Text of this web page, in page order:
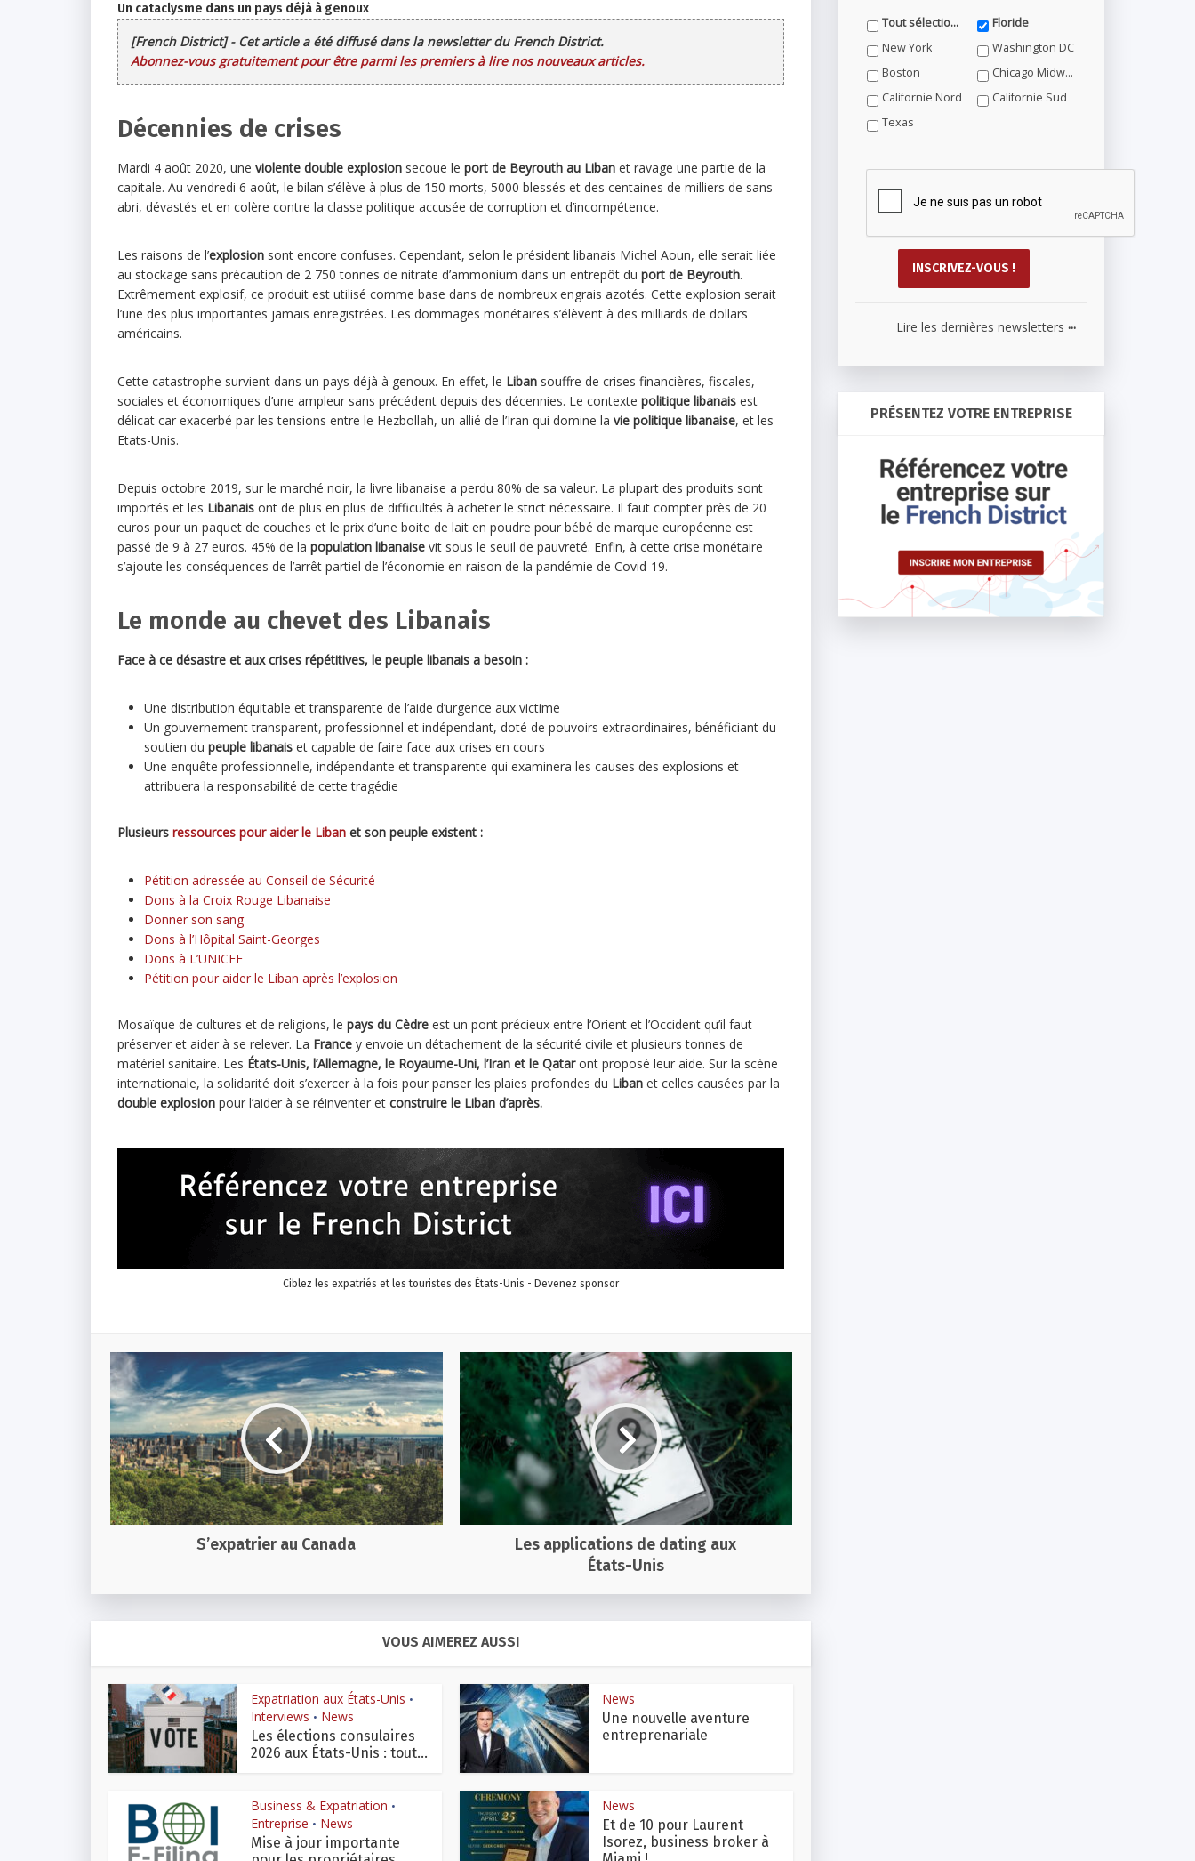
Un cataclysme dans un pays déjà à genoux
[French District] - Cet article a été diffusé dans la newsletter du French District.
Abonnez-vous gratuitement pour être parmi les premiers à lire nos nouveaux articles.
Décennies de crises
Mardi 4 août 2020, une violente double explosion secoue le port de Beyrouth au Liban et ravage une partie de la
capitale. Au vendredi 6 août, le bilan s’élève à plus de 150 morts, 5000 blessés et des centaines de milliers de sans-
abri, dévastés et en colère contre la classe politique accusée de corruption et d’incompétence.
Les raisons de l’explosion sont encore confuses. Cependant, selon le président libanais Michel Aoun, elle serait liée
au stockage sans précaution de 2 750 tonnes de nitrate d’ammonium dans un entrepôt du port de Beyrouth.
Extrêmement explosif, ce produit est utilisé comme base dans de nombreux engrais azotés. Cette explosion serait
l’une des plus importantes jamais enregistrées. Les dommages monétaires s’élèvent à des milliards de dollars
américains.
Cette catastrophe survient dans un pays déjà à genoux. En effet, le Liban souffre de crises financières, fiscales,
sociales et économiques d’une ampleur sans précédent depuis des décennies. Le contexte politique libanais est
délicat car exacerbé par les tensions entre le Hezbollah, un allié de l’Iran qui domine la vie politique libanaise, et les
Etats-Unis.
Depuis octobre 2019, sur le marché noir, la livre libanaise a perdu 80% de sa valeur. La plupart des produits sont
importés et les Libanais ont de plus en plus de difficultés à acheter le strict nécessaire. Il faut compter près de 20
euros pour un paquet de couches et le prix d’une boite de lait en poudre pour bébé de marque européenne est
passé de 9 à 27 euros. 45% de la population libanaise vit sous le seuil de pauvreté. Enfin, à cette crise monétaire
s’ajoute les conséquences de l’arrêt partiel de l’économie en raison de la pandémie de Covid-19.
Le monde au chevet des Libanais
Face à ce désastre et aux crises répétitives, le peuple libanais a besoin :
Une distribution équitable et transparente de l’aide d’urgence aux victime
Un gouvernement transparent, professionnel et indépendant, doté de pouvoirs extraordinaires, bénéficiant du
soutien du peuple libanais et capable de faire face aux crises en cours
Une enquête professionnelle, indépendante et transparente qui examinera les causes des explosions et
attribuera la responsabilité de cette tragédie
Plusieurs ressources pour aider le Liban et son peuple existent :
Pétition adressée au Conseil de Sécurité
Dons à la Croix Rouge Libanaise
Donner son sang
Dons à l’Hôpital Saint-Georges
Dons à L’UNICEF
Pétition pour aider le Liban après l’explosion
Mosaïque de cultures et de religions, le pays du Cèdre est un pont précieux entre l’Orient et l’Occident qu’il faut
préserver et aider à se relever. La France y envoie un détachement de la sécurité civile et plusieurs tonnes de
matériel sanitaire. Les États-Unis, l’Allemagne, le Royaume-Uni, l’Iran et le Qataront proposé leur aide. Sur la scène
internationale, la solidarité doit s’exercer à la fois pour panser les plaies profondes du Liban et celles causées par la
double explosion pour l’aider à se réinventer et construire le Liban d’après.
Ciblez les expatriés et les touristes des États-Unis - Devenez sponsor
S’expatrier au Canada
Les applications de dating aux
États-Unis
VOUS AIMEREZ AUSSI
Expatriation aux États-Unis •
Interviews • News
Les élections consulaires
2026 aux États-Unis : tout...
News
Une nouvelle aventure
entreprenariale
Business & Expatriation •
Entreprise • News
Mise à jour importante
News
Et de 10 pour Laurent
Isorez, business broker à
Tout sélectionner
Floride
New York
Washington DC
Boston
Chicago Midwest
Californie Nord
Californie Sud
Texas
Lire les dernières newsletters ...
PRÉSENTEZ VOTRE ENTREPRISE